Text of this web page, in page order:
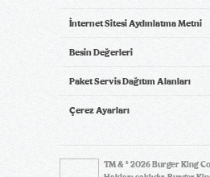
İnternet Sitesi Aydınlatma Metni
Besin Değerleri
Paket Servis Dağıtım Alanları
Çerez Ayarları
TM & © 2026 Burger King